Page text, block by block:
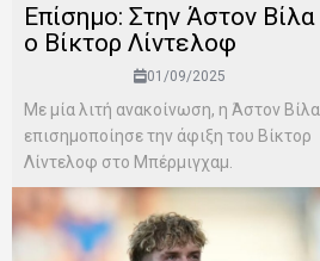
Επίσημο: Στην Άστον Βίλα
ο Βίκτορ Λίντελοφ
01/09/2025
Με μία λιτή ανακοίνωση, η Άστον Βίλα
επισημοποίησε την άφιξη του Βίκτορ
Λίντελοφ στο Μπέρμιγχαμ.